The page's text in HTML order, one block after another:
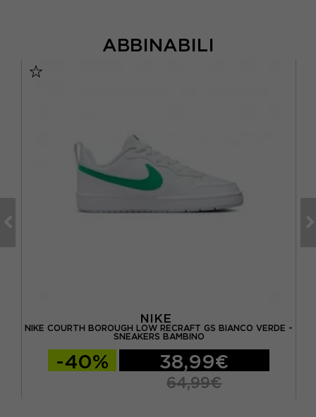
ABBINABILI
NIKE
NIKE COURTH BOROUGH LOW RECRAFT GS BIANCO VERDE -
SNEAKERS BAMBINO
-40% 38,99€
64,99€